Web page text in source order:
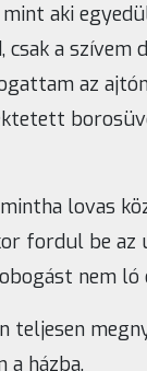
aki
csak a
az
lovas
fordul be az
nem ló
teljesen
a házba.